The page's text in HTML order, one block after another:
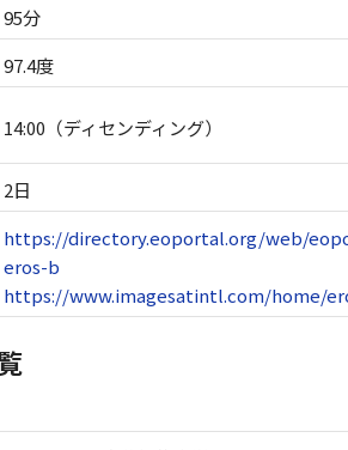
95分
97.4度
14:00（ディセンディング）
2日
https://directory.eoportal.org/web/
eros-b
https://www.imagesatintl.com/home/